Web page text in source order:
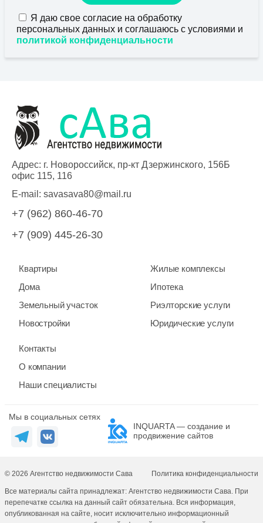
Я даю свое согласие на обработку
персональных данных и соглашаюсь с условиями и
политикой конфиденциальности
Адрес: г. Новороссийск, пр-кт Дзержинского, 156Б
офис 115, 116
E-mail: savasava80@mail.ru
+7 (962) 860-46-70
+7 (909) 445-26-30
Квартиры
Дома
Земельный участок
Новостройки
Жилые комплексы
Ипотека
Риэлторские услуги
Юридические услуги
Контакты
О компании
Наши специалисты
Мы в социальных сетях
INQUARTA — создание и
продвижение сайтов
© 2026 Агентство недвижимости Сава Политика конфиденциальности
Все материалы сайта принадлежат: Агентство недвижимости Сава. При
перепечатке ссылка на данный сайт обязательна. Вся информация,
опубликованная на сайте, носит исключительно информационный